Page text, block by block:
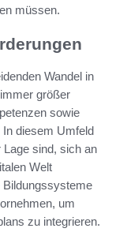
müssen.
Wandel in
größer
sowie
In diesem Umfeld
sind, sich an
Welt
Bildungssysteme
um
zu integrieren.